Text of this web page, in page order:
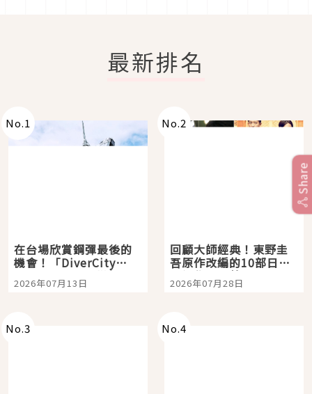
最新排名
No.1
在台場欣賞鋼彈最後的
機會！「DiverCity
Tokyo Plaza」搭船、
購物、美食及夜景，一
2026年07月13日
No.2
回顧大師經典！東野圭
吾原作改編的10部日本
影視作品推薦
2026年07月28日
No.3 No.4
Share